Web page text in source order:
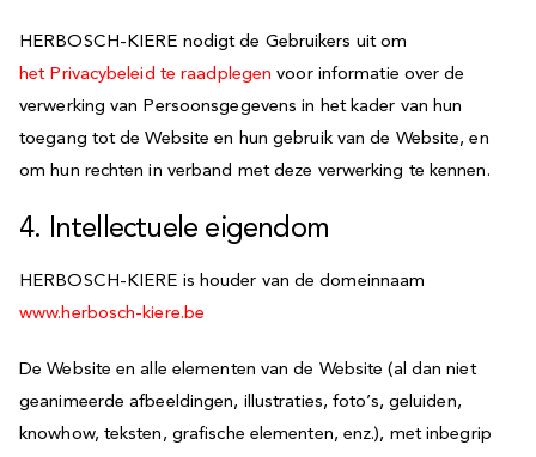
HERBOSCH-KIERE nodigt de Gebruikers uit om
het Privacybeleid te raadplegen voor informatie over de
verwerking van Persoonsgegevens in het kader van hun
toegang tot de Website en hun gebruik van de Website, en
om hun rechten in verband met deze verwerking te kennen.
4. Intellectuele eigendom
HERBOSCH-KIERE is houder van de domeinnaam
www.herbosch-kiere.be
De Website en alle elementen van de Website (al dan niet
geanimeerde afbeeldingen, illustraties, foto’s, geluiden,
knowhow, teksten, grafische elementen, enz.), met inbegrip